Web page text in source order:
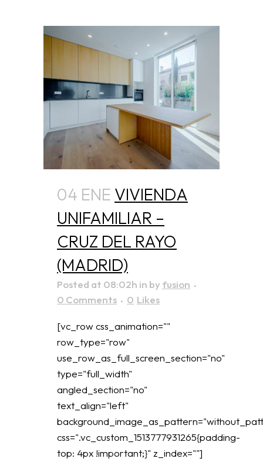
04 ENE VIVIENDA
UNIFAMILIAR –
CRUZ DEL RAYO
(MADRID)
Posted at 08:02h in byfusion
0 Comments
0 Likes
[vc_row css_animation=""
row_type="row"
use_row_as_full_screen_section="no"
type="full_width"
angled_section="no"
text_align="left"
css=".vc_custom_1513777931265{padding-
top: 4px !important;}" z_index=""]